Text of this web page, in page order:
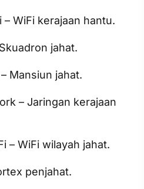
WiFi kerajaan hantu.
jahat.
Mansiun jahat.
– Jaringan kerajaan
– WiFi wilayah jahat.
penjahat.